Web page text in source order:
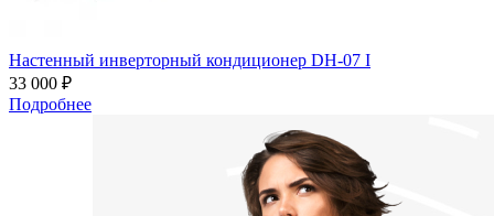
Настенный инверторный кондиционер DH-07 I
33 000 ₽
Подробнее